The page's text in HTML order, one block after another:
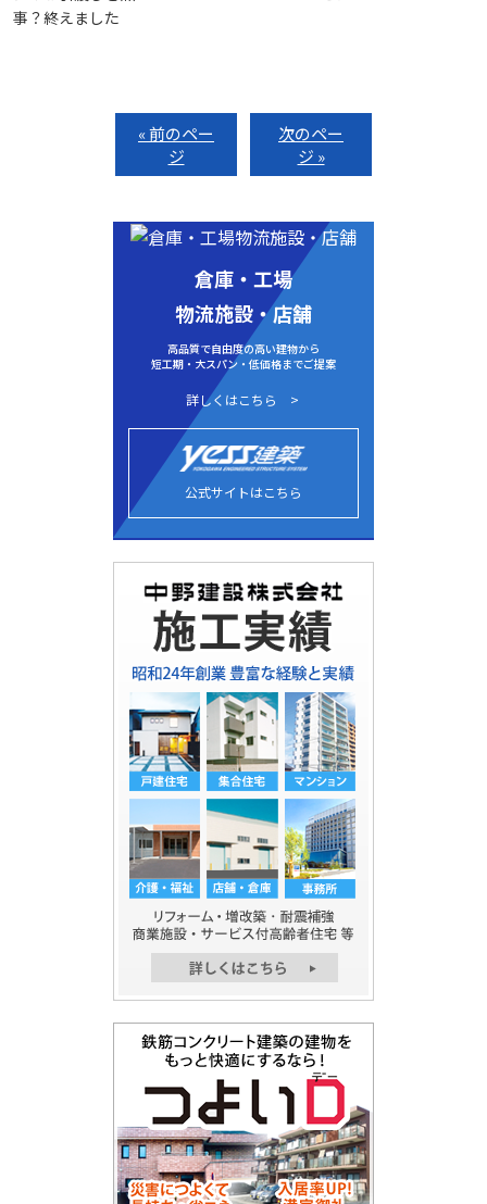
事？終えました
« 前のペー
ジ
次のペー
ジ »
倉庫・工場
物流施設・店舗
高品質で自由度の高い建物から
短工期・大スパン・低価格までご提案
詳しくはこちら
公式サイトはこちら